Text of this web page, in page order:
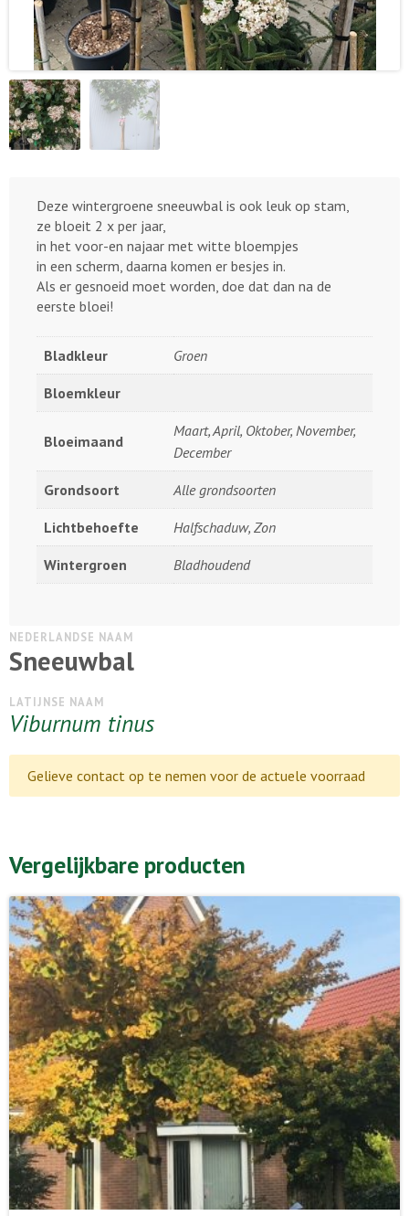
Deze wintergroene sneeuwbal is ook leuk op stam,
ze bloeit 2 x per jaar,
in het voor-en najaar met witte bloempjes
in een scherm, daarna komen er besjes in.
Als er gesnoeid moet worden, doe dat dan na de
eerste bloei!
Bladkleur Groen
Bloemkleur
Bloeimaand
Maart, April, Oktober, November,
December
Grondsoort Alle grondsoorten
Lichtbehoefte Halfschaduw, Zon
Wintergroen Bladhoudend
NEDERLANDSE NAAM
Sneeuwbal
LATIJNSE NAAM
Viburnum tinus
Gelieve contact op te nemen voor de actuele voorraad
Vergelijkbare producten